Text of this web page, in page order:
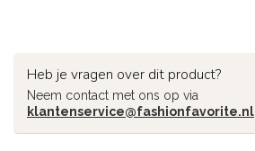
Heb je vragen over dit product?
Neem contact met ons op via
klantenservice@fashionfavorite.nl